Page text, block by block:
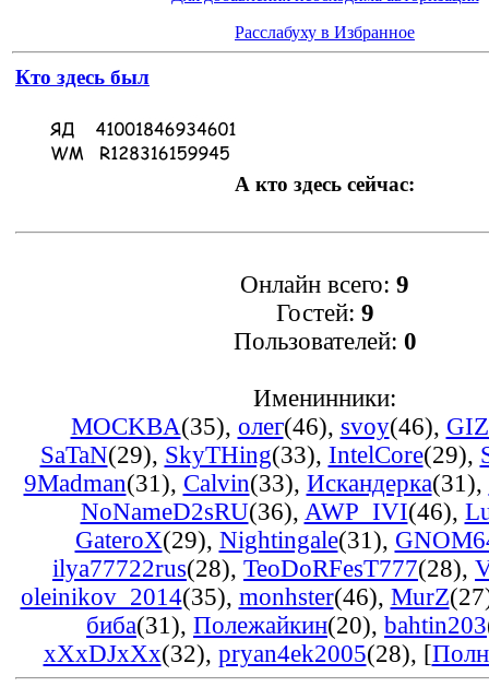
Расслабуху в Избранное
Кто здесь был
А кто здесь сейчас:
Онлайн всего: 9
Гостей: 9
Пользователей: 0
Именинники:
MOCKBA(35), олег(46), svoy(46),
SaTaN(29), SkyTHing(33), IntelCore(29),
9Madman(31), Calvin(33), Искандерка(31),
NoNameD2sRU(36), AWP_IVI(46),
GateroX(29), Nightingale(31),
ilya77722rus(28), TeoDoRFesT777(28),
oleinikov_2014(35), monhster(46), MurZ
биба(31), Полежайкин(20), bahtin203
xXxDJxXx(32), pryan4ek2005(28), [